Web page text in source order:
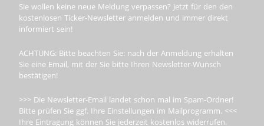
Sie wollen keine neue Meldung verpassen? Jetzt für den den
kostenlosen Ticker-Newsletter anmelden und immer direkt
informiert sein!
ACHTUNG: Bitte beachten Sie: nach der Anmeldung erhalten
Sie eine Email, mit der Sie bitte Ihren Newsletter-Wunsch
bestätigen!
>>> Die Newsletter-Email landet schon mal im Spam-Ordner!
Bitte prüfen Sie ggf. Ihre Einstellungen im Mailprogramm. <<<
Ihre Eintragung können Sie jederzeit kostenlos widerrufen.